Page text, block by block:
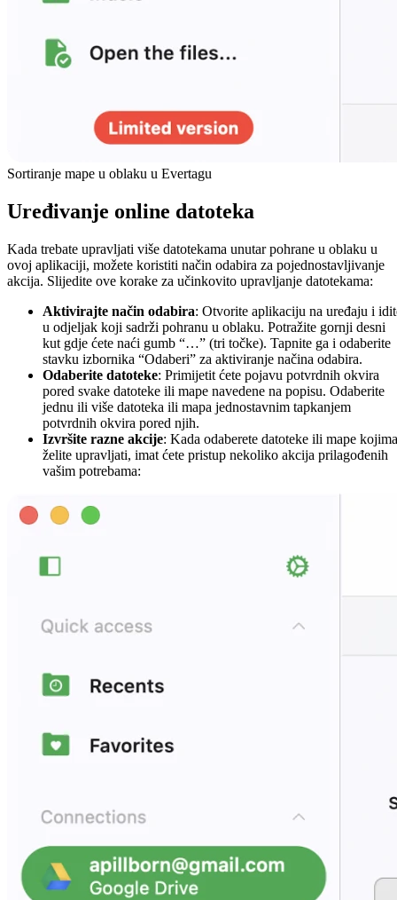
Sortiranje mape u oblaku u Evertagu
Uređivanje online datoteka
Kada trebate upravljati više datotekama unutar pohrane u oblaku u
ovoj aplikaciji, možete koristiti način odabira za pojednostavljivanje
akcija. Slijedite ove korake za učinkovito upravljanje datotekama:
Aktivirajte način odabira: Otvorite aplikaciju na uređaju i
u odjeljak koji sadrži pohranu u oblaku. Potražite gornji desni
kut gdje ćete naći gumb “…” (tri točke). Tapnite ga i odaberite
stavku izbornika “Odaberi” za aktiviranje načina odabira.
Odaberite datoteke: Primijetit ćete pojavu potvrdnih okvira
pored svake datoteke ili mape navedene na popisu. Odaberite
jednu ili više datoteka ili mapa jednostavnim tapkanjem
potvrdnih okvira pored njih.
Izvršite razne akcije: Kada odaberete datoteke ili mape kojima
želite upravljati, imat ćete pristup nekoliko akcija prilagođenih
vašim potrebama: